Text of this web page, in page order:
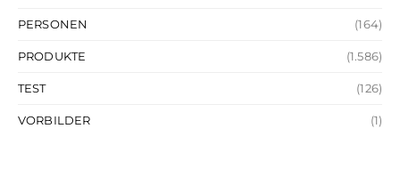
PERSONEN (164)
PRODUKTE (1.586)
TEST (126)
VORBILDER (1)